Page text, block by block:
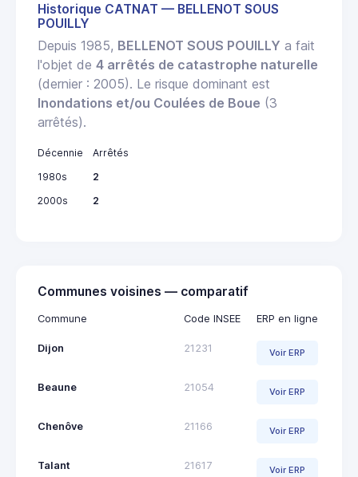
Historique CATNAT — BELLENOT SOUS
POUILLY
Depuis 1985, BELLENOT SOUS POUILLY a fait
l'objet de 4 arrêtés de catastrophe naturelle
(dernier : 2005). Le risque dominant est
Inondations et/ou Coulées de Boue (3
arrêtés).
Décennie
Arrêtés
1980s
2
2000s
2
Communes voisines — comparatif
Commune Code INSEE ERP en ligne
Dijon 21231 Voir ERP
Beaune 21054 Voir ERP
Chenôve 21166 Voir ERP
Talant 21617 Voir ERP